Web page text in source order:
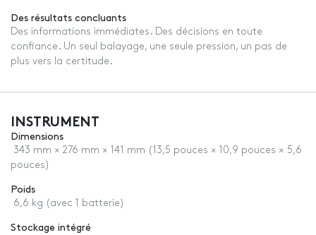
Des résultats concluants
Des informations immédiates. Des décisions en toute
confiance. Un seul balayage, une seule pression, un pas de
plus vers la certitude.
INSTRUMENT
Dimensions
343 mm × 276 mm × 141 mm (13,5 pouces × 10,9 pouces × 5,6
pouces)
Poids
6,6 kg (avec 1 batterie)
Stockage intégré